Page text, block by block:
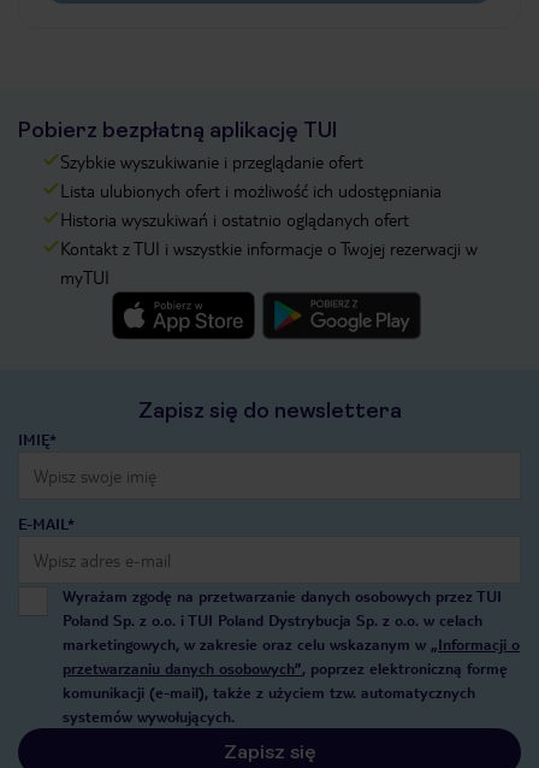
Pobierz bezpłatną aplikację TUI
Szybkie wyszukiwanie i przeglądanie ofert
Lista ulubionych ofert i możliwość ich udostępniania
Historia wyszukiwań i ostatnio oglądanych ofert
Kontakt z TUI i wszystkie informacje o Twojej rezerwacji w
myTUI
Zapisz się do newslettera
IMIĘ*
E-MAIL*
Wyrażam zgodę na przetwarzanie danych osobowych przez TUI
Poland Sp. z o.o. i TUI Poland Dystrybucja Sp. z o.o. w celach
marketingowych, w zakresie oraz celu wskazanym w „Informacji o
przetwarzaniu danych osobowych”, poprzez elektroniczną formę
komunikacji (e-mail), także z użyciem tzw. automatycznych
systemów wywołujących.
Zapisz się